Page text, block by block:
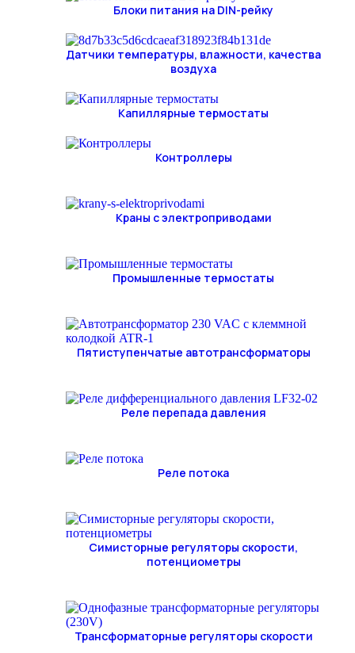
Блоки питания на DIN-рейку
Датчики температуры, влажности, качества
воздуха
Капиллярные термостаты
Контроллеры
Краны с электроприводами
Промышленные термостаты
Пятиступенчатые автотрансформаторы
Реле перепада давления
Реле потока
Симисторные регуляторы скорости,
потенциометры
Трансформаторные регуляторы скорости